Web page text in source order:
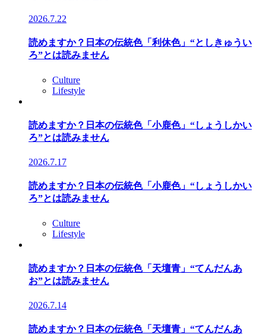
2026.7.22
読めますか？日本の伝統色「利休色」“としきゅうい
ろ”とは読みません
Culture
Lifestyle
読めますか？日本の伝統色「小鹿色」“しょうしかい
ろ”とは読みません
2026.7.17
読めますか？日本の伝統色「小鹿色」“しょうしかい
ろ”とは読みません
Culture
Lifestyle
読めますか？日本の伝統色「天壇青」“てんだんあ
お”とは読みません
2026.7.14
読めますか？日本の伝統色「天壇青」“てんだんあ